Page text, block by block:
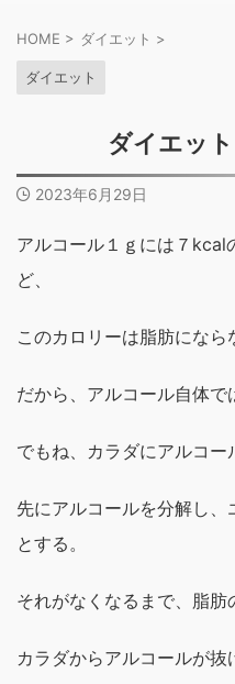
HOME > ダイエット >
ダイエット
ダイエッ
2023年6月29日
アルコール１ｇには７kcal
ど、
このカロリーは脂肪になら
だから、アルコール自体で
でもね、カラダにアルコー
先にアルコールを分解し、
とする。
それがなくなるまで、脂肪
カラダからアルコールが抜